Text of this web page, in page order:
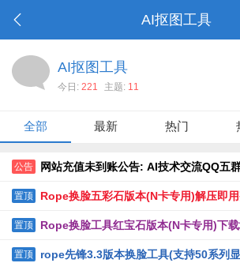
AI抠图工具
AI抠图工具
今日: 221 主题: 11
全部 最新 热门
公告 网站充值未到账公告: AI技术交流QQ五
置顶 Rope换脸五彩石版本(N卡专用)解压即
置顶 Rope换脸工具红宝石版本(N卡专用)下
置顶 rope先锋3.3版本换脸工具(支持50系列